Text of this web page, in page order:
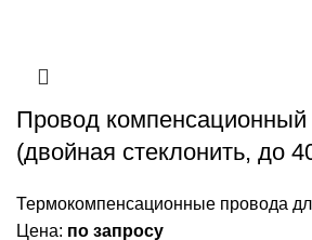
Провод
(двойная стеклонить, до
Термокомпенсационные провода
Цена: по запросу